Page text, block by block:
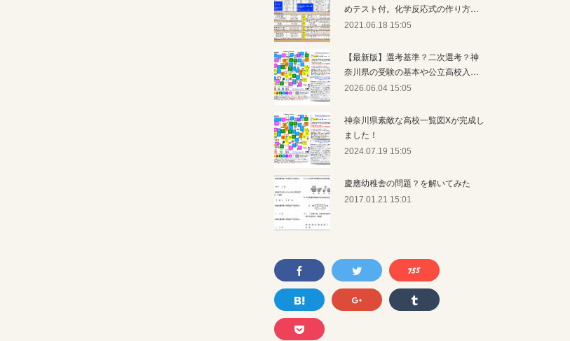
めテスト付。化学反応式の作り方…
2021.06.18 15:05
【最新版】選考基準？二次選考？神
奈川県の受験の基本や公立高校入…
2026.06.04 15:05
神奈川県素敵な高校一覧図Xが完成し
ました！
2024.07.19 15:05
慶應幼稚舎の問題？を解いてみた
2017.01.21 15:01